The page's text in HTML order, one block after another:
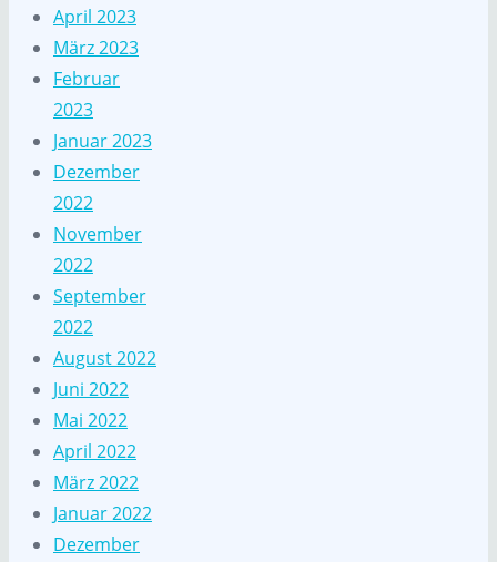
April 2023
März 2023
Februar
2023
Januar 2023
Dezember
2022
November
2022
September
2022
August 2022
Juni 2022
Mai 2022
April 2022
März 2022
Januar 2022
Dezember